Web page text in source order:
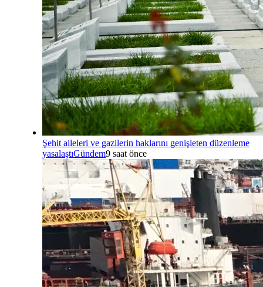
Şehit aileleri ve gazilerin haklarını genişleten düzenleme
yasalaştıGündem9 saat önce